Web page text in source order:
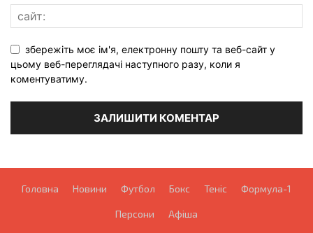
збережіть моє ім'я, електронну пошту та веб-сайт у
цьому веб-переглядачі наступного разу, коли я
коментуватиму.
Головна Новини Футбол Бокс Теніс Формула-1
Персони Афіша